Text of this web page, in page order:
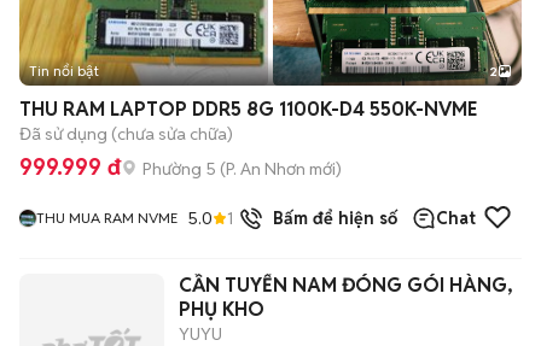
Tin nổi bật 2
THU RAM LAPTOP DDR5 8G 1100K-D4 550K-NVME
Đã sử dụng (chưa sửa chữa)
999.999 đ Phường 5 (P. An Nhơn mới)
THU MUA RAM NVME 5.0 13đã bánBấm để hiện số Chat
CẦN TUYỂN NAM ĐÓNG GÓI HÀNG,
PHỤ KHO
YUYU